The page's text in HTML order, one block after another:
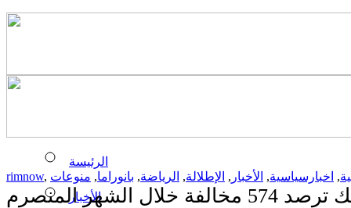
الرئيسة
الأخبار
rimnow, , اخبارسياسية, الأخبار , الإطلالة, الرياضة, بانوراما, منوعات
الشهر المنصرم